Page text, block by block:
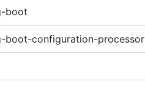
boot
boot-configuration-processor